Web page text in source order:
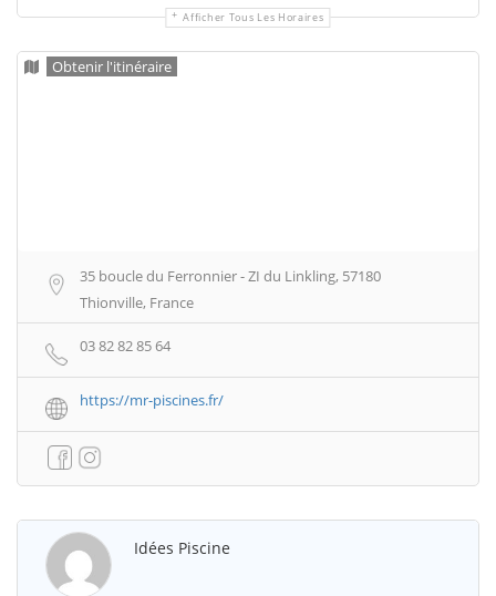
Afficher Tous Les Horaires
Obtenir l'itinéraire
35 boucle du Ferronnier - ZI du Linkling, 57180
Thionville, France
03 82 82 85 64
https://mr-piscines.fr/
Idées Piscine